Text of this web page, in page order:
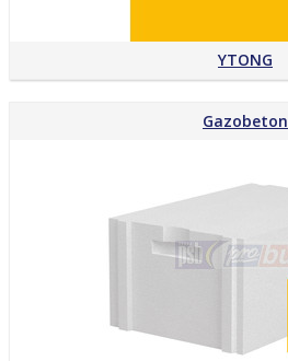
YTONG
Gazobeton